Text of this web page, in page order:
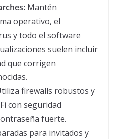
Mantén
operativo, el
y todo el software
suelen incluir
que corrigen
firewalls robustos y
con seguridad
fuerte.
para invitados y